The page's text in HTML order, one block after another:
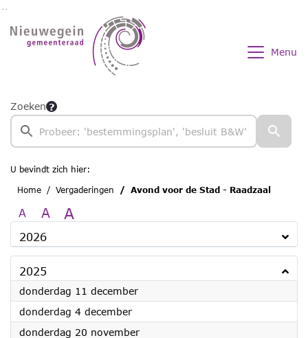
Ga naar de inhoud van deze pagina
Menu
Zoeken
U bevindt zich hier:
Home
Vergaderingen Avond voor de Stad - Raadzaal
A A A
2026
2025
donderdag 11 december2025
donderdag 4 december2025
donderdag 20 november2025